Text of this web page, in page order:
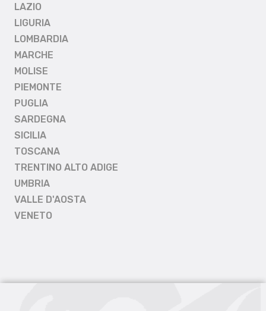
LAZIO
LIGURIA
LOMBARDIA
MARCHE
MOLISE
PIEMONTE
PUGLIA
SARDEGNA
SICILIA
TOSCANA
TRENTINO ALTO ADIGE
UMBRIA
VALLE D'AOSTA
VENETO